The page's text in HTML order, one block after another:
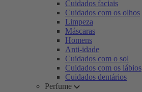
Cuidados faciais
Cuidados com os olhos
Limpeza
Máscaras
Homens
Anti-idade
Cuidados com o sol
Cuidados com os lábios
Cuidados dentários
Perfume